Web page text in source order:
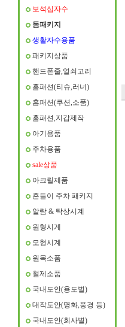
보석십자수
돔패키지
생활자수용품
패키지상품
핸드폰줄,열쇠고리
홈패션(티슈,러너)
홈패션(쿠션,소품)
홈패션,지갑제작
아기용품
주차용품
sale상품
아크릴제품
흔들이 주차 패키지
알람 & 탁상시계
원형시계
모형시계
원목소폼
철제소품
국내도안(용도별)
대작도안(명화,풍경 등)
국내도안(회사별)